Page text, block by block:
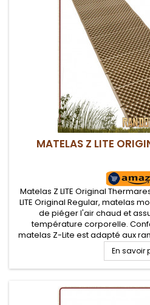
MATELAS Z LITE
Matelas Z LITE Original
LITE Original Regular, matelas
de piéger l'air chaud et
température corporelle.
matelas Z-Lite est adapté aux
un matelas robuste etEn savoir